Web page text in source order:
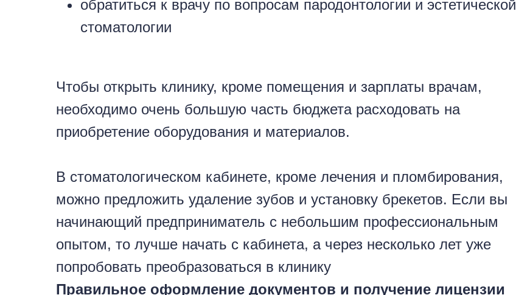
обратиться к врачу по вопросам пародонтологии и эстетической
стоматологии
Чтобы открыть клинику, кроме помещения и зарплаты врачам,
необходимо очень большую часть бюджета расходовать на
приобретение оборудования и материалов.
В стоматологическом кабинете, кроме лечения и пломбирования,
можно предложить удаление зубов и установку брекетов. Если вы
начинающий предприниматель с небольшим профессиональным
опытом, то лучше начать с кабинета, а через несколько лет уже
попробовать преобразоваться в клинику
Правильное оформление документов и получение лицензии